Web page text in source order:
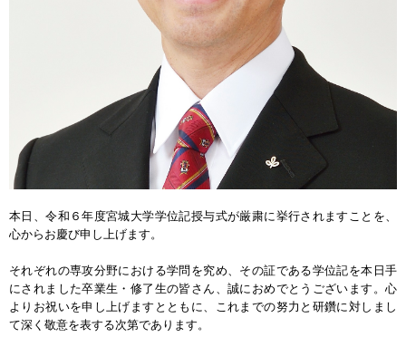
本日、令和６年度宮城大学学位記授与式が厳粛に挙行されますことを、
心からお慶び申し上げます。
それぞれの専攻分野における学問を究め、その証である学位記を本日手
にされました卒業生・修了生の皆さん、誠におめでとうございます。心
よりお祝いを申し上げますとともに、これまでの努力と研鑽に対しまし
て深く敬意を表する次第であります。